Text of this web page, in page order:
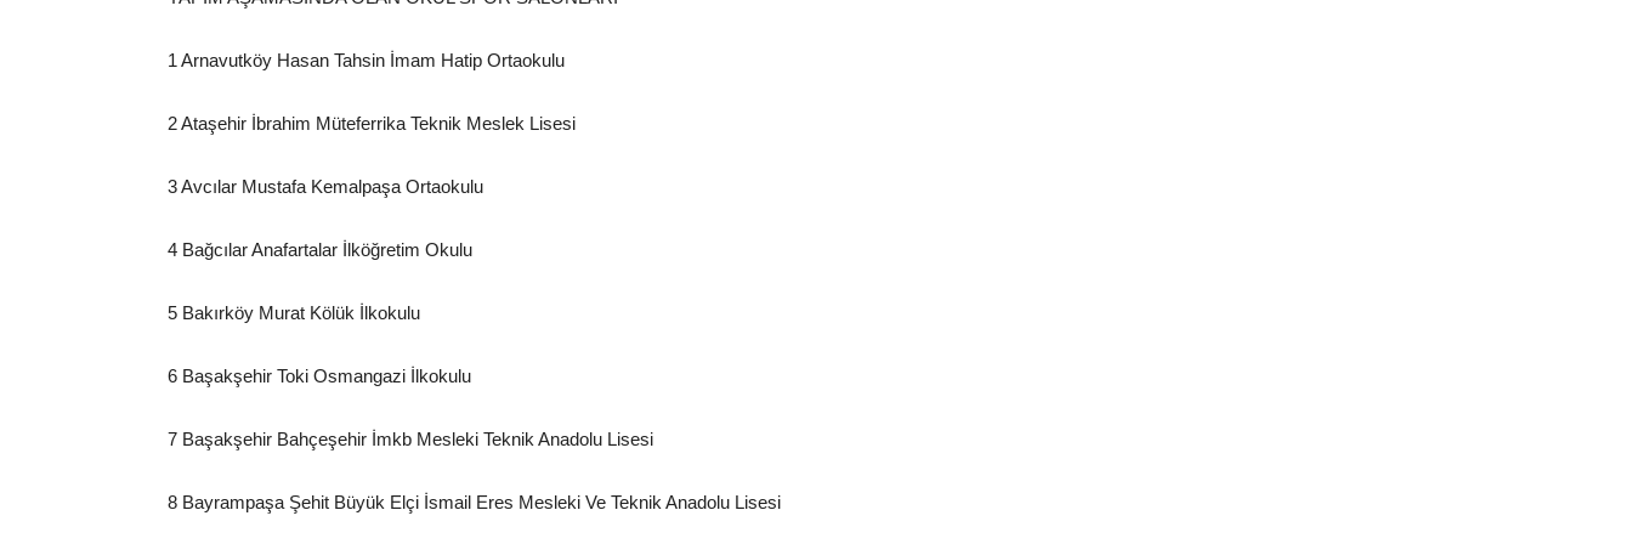
1 Arnavutköy Hasan Tahsin İmam Hatip Ortaokulu
2 Ataşehir İbrahim Müteferrika Teknik Meslek Lisesi
3 Avcılar Mustafa Kemalpaşa Ortaokulu
4 Bağcılar Anafartalar İlköğretim Okulu
5 Bakırköy Murat Kölük İlkokulu
6 Başakşehir Toki Osmangazi İlkokulu
7 Başakşehir Bahçeşehir İmkb Mesleki Teknik Anadolu Lisesi
8 Bayrampaşa Şehit Büyük Elçi İsmail Eres Mesleki Ve Teknik Anadolu Lisesi